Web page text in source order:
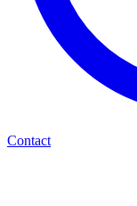
Contact